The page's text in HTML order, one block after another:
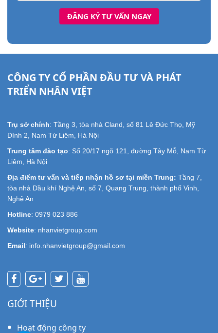
CÔNG TY CỔ PHẦN ĐẦU TƯ VÀ PHÁT
TRIỂN NHÂN VIỆT
Trụ sở chính: Tầng 3, tòa nhà Cland, số 81 Lê Đức Thọ, Mỹ
Đình 2, Nam Từ Liêm, Hà Nội
Trung tâm đào tạo: Số 20/17 ngõ 121, đường Tây Mỗ, Nam Từ
Liêm, Hà Nội
Địa điểm tư vấn và tiếp nhận hồ sơ tại miền Trung: Tầng 7,
tòa nhà Dầu khí Nghệ An, số 7, Quang Trung, thành phố Vinh,
Nghệ An
Hotline: 0979 023 886
Website: nhanvietgroup.com
Email: info.nhanvietgroup@gmail.com
GIỚI THIỆU
Hoạt động công ty